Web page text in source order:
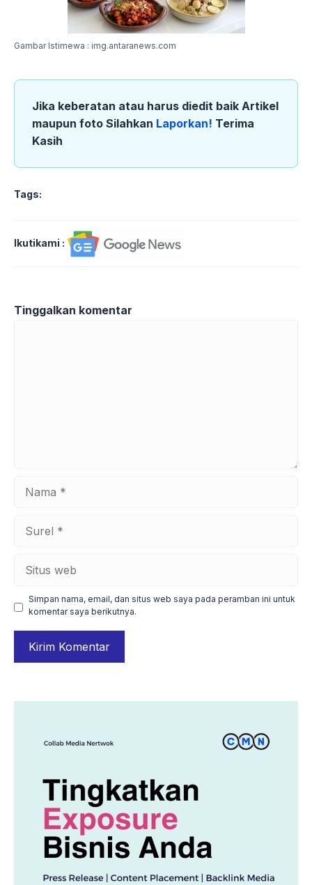
Gambar Istimewa : img.antaranews.com
Jika keberatan atau harus diedit baik Artikel
maupun foto Silahkan Laporkan! Terima
Kasih
Tags:
Ikutikami :
Tinggalkan komentar
web
Simpan nama, email, dan situs web saya pada peramban ini untuk
komentar saya berikutnya.